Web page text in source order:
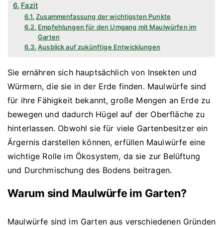
Fazit
Zusammenfassung der wichtigsten Punkte
Empfehlungen für den Umgang mit Maulwürfen im
Garten
Ausblick auf zukünftige Entwicklungen
Sie ernähren sich hauptsächlich von Insekten und
Würmern, die sie in der Erde finden. Maulwürfe sind
für ihre Fähigkeit bekannt, große Mengen an Erde zu
bewegen und dadurch Hügel auf der Oberfläche zu
hinterlassen. Obwohl sie für viele Gartenbesitzer ein
Ärgernis darstellen können, erfüllen Maulwürfe eine
wichtige Rolle im Ökosystem, da sie zur Belüftung
und Durchmischung des Bodens beitragen.
Warum sind Maulwürfe im Garten?
Maulwürfe sind im Garten aus verschiedenen Gründen